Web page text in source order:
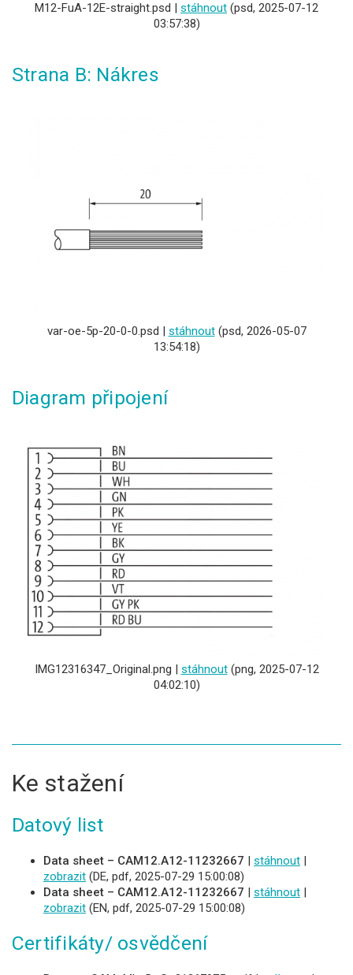
M12-FuA-12E-straight.psd | stáhnout (psd, 2025-07-12
03:57:38)
Strana B: Nákres
var-oe-5p-20-0-0.psd | stáhnout(psd, 2026-05-07
13:54:18)
Diagram připojení
IMG12316347_Original.png | stáhnout(png, 2025-07-12
04:02:10)
Ke stažení
Datový list
Data sheet – CAM12.A12-11232667 stáhnout
zobrazit (DE, pdf, 2025-07-29 15:00:08)
Data sheet – CAM12.A12-11232667
stáhnout
zobrazit (EN, pdf, 2025-07-29 15:00:08)
Certifikáty/ osvědčení